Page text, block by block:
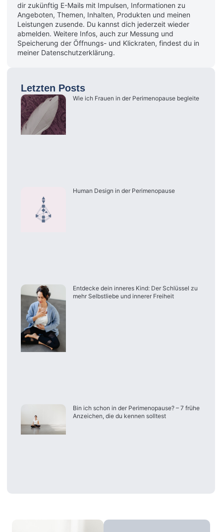
dir zukünftig E-Mails mit Impulsen, Informationen zu
Angeboten, Themen, Inhalten, Produkten und meinen
Leistungen zusende. Du kannst dich jederzeit wieder
abmelden. Weitere Infos, auch zur Messung und
Speicherung der Öffnungs- und Klickraten, findest du in
meiner Datenschutzerklärung.
Letzten Posts
Wie ich Frauen in der Perimenopause begleite
Human Design in der Perimenopause
Entdecke dein inneres Kind: Der Schlüssel zu
mehr Selbstliebe und innerer Freiheit
Bin ich schon in der Perimenopause? – 7 frühe
Anzeichen, die du kennen solltest